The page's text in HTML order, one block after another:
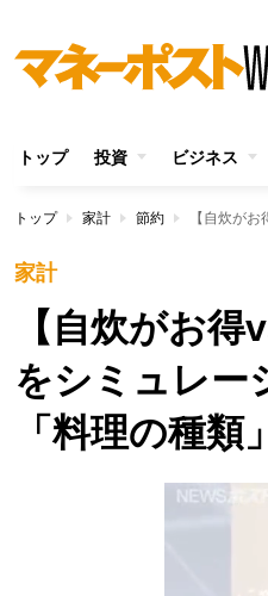
トップ 投資 ビジネス
トップ 家計 節約
家計
【自炊がお
をシミュレー
「料理の種類」